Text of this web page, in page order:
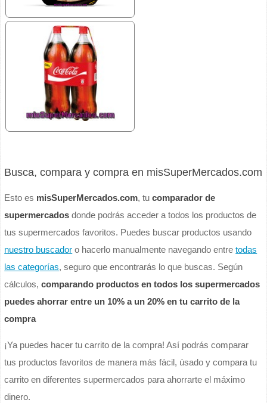
Busca, compara y compra en misSuperMercados.com
Esto es misSuperMercados.com, tucomparador de
supermercados donde podrás acceder a todos los productos de
tus supermercados favoritos. Puedes buscar productos usando
nuestro buscador o hacerlo manualmente navegando entretodas
las categorías, seguro que encontrarás lo que buscas. Según
cálculos,comparando productos en todos los supermercados
puedes ahorrar entre un 10% a un 20% en tu carrito de la
compra
¡Ya puedes hacer tu carrito de la compra! Así podrás comparar
tus productos favoritos de manera más fácil, úsado y compara tu
carrito en diferentes supermercados para ahorrarte el máximo
dinero.